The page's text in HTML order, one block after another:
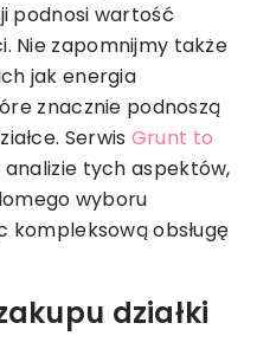
podnosi wartość
Nie zapomnijmy także
jak energia
znacznie podnoszą
Serwis Grunt to
tych aspektów,
wyboru
kompleksową obsługę
działki